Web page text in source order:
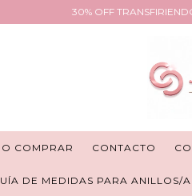
30% OFF
COMPRAR CONTACTO
DE MEDIDAS PARA ANILLOS/